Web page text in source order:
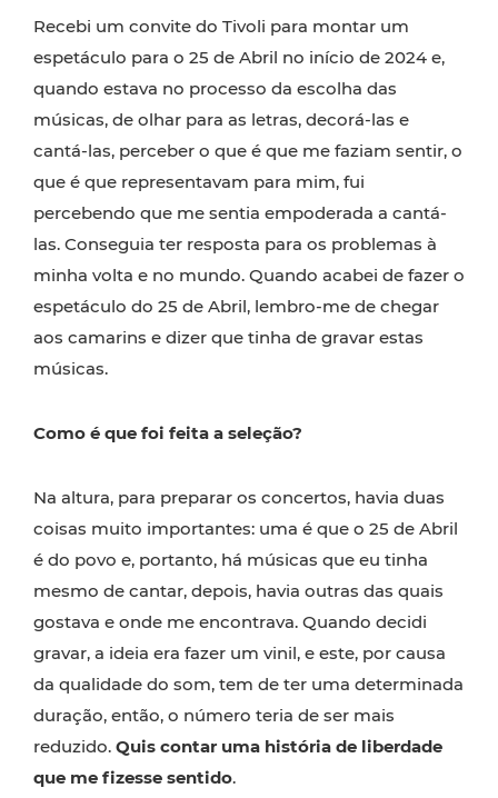
Recebi um convite do Tivoli para montar um
espetáculo para o 25 de Abril no início de 2024 e,
quando estava no processo da escolha das
músicas, de olhar para as letras, decorá-las e
cantá-las, perceber o que é que me faziam sentir, o
que é que representavam para mim, fui
percebendo que me sentia empoderada a cantá-
las. Conseguia ter resposta para os problemas à
minha volta e no mundo. Quando acabei de fazer o
espetáculo do 25 de Abril, lembro-me de chegar
aos camarins e dizer que tinha de gravar estas
músicas.
Como é que foi feita a seleção?
Na altura, para preparar os concertos, havia duas
coisas muito importantes: uma é que o 25 de Abril
é do povo e, portanto, há músicas que eu tinha
mesmo de cantar, depois, havia outras das quais
gostava e onde me encontrava. Quando decidi
gravar, a ideia era fazer um vinil, e este, por causa
da qualidade do som, tem de ter uma determinada
duração, então, o número teria de ser mais
reduzido. Quis contar uma história de liberdade
que me fizesse sentido.